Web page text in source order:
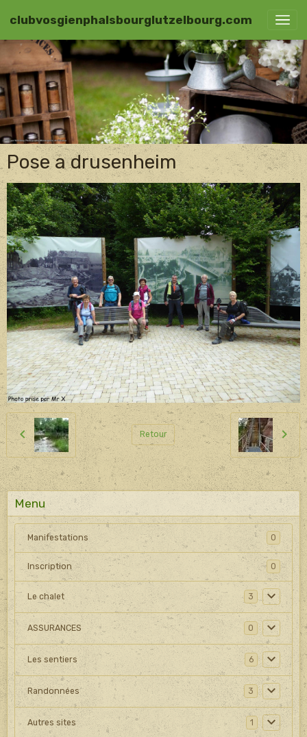
clubvosgienphalsbourglutzelbourg.com
Pose a drusenheim
Retour
Menu
Manifestations 0
Inscription 0
Le chalet 3
ASSURANCES 0
Les sentiers 6
Randonnées 3
Autres sites 1